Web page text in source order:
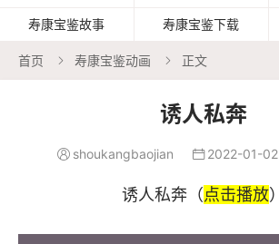
寿康宝鉴故事 寿康宝鉴下载
首页  寿康宝鉴动画  正文
诱人私奔
 shoukangbaojian  2022-01-02
诱人私奔（点击播放）